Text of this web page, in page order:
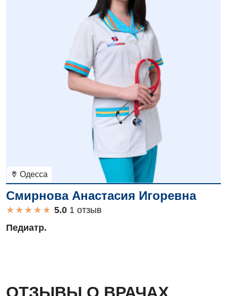
Одесса
Смирнова Анастасия Игоревна
★
★
★
★
★
★ ★ ★ ★ ★
1 отзыв
Педиатр.